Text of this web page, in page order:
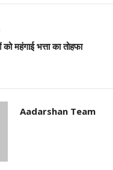
को महंगाई भत्ता का तोहफा
Aadarshan Team